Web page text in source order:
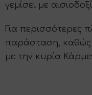
γεμίσει με
Για περισσότερες
παράσταση, καθώς
με την κυρία